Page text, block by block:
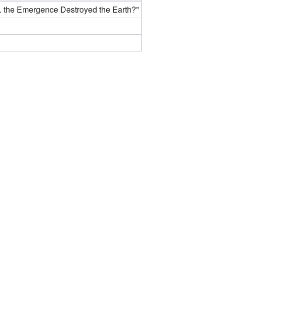
the Emergence Destroyed the Earth?"